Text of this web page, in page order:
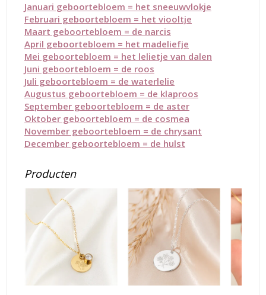
Januari geboortebloem = het sneeuwvlokje
Februari geboortebloem = het viooltje
Maart geboortebloem = de narcis
April geboortebloem = het madeliefje
Mei geboortebloem = het lelietje van dalen
Juni geboortebloem = de roos
Juli geboortebloem = de waterlelie
Augustus geboortebloem = de klaproos
September geboortebloem = de aster
Oktober geboortebloem = de cosmea
November geboortebloem = de chrysant
December geboortebloem = de hulst
Producten